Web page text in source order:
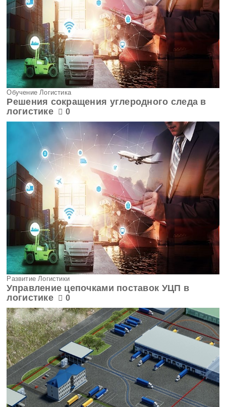
Обучение Логистика
Решения сокращения углеродного следа в
логистике
0
Развитие Логистики
Управление цепочками поставок УЦП в
логистике
0